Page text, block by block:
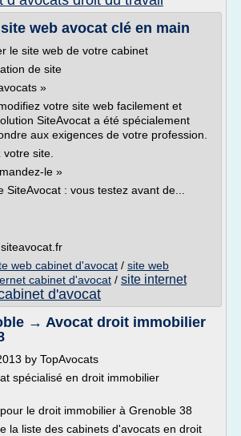
web avocat clé en main
le site web de votre cabinet
de site
»
votre site web facilement et
SiteAvocat a été spécialement
aux exigences de votre profession.
site.
le »
SiteAvocat : vous testez avant de...
web cabinet d'avocat / site web
cabinet d'avocat / site internet
d'avocat
→ Avocat droit immobilier
by TopAvocats
spécialisé en droit immobilier
le droit immobilier à Grenoble 38
la liste des cabinets d'avocats en droit